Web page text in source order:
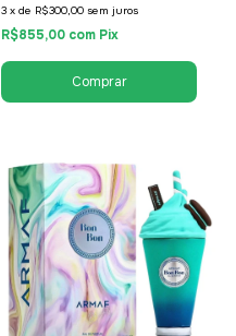
3 x de R$300,00 sem juros
R$855,00 com Pix